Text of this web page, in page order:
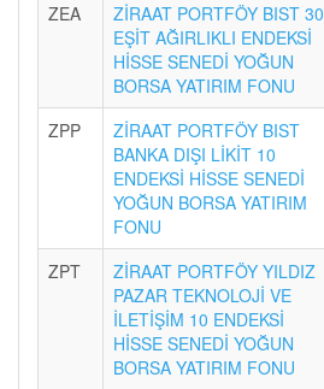
ZEA
ZİRAAT PORTFÖY BIST 30
EŞİT AĞIRLIKLI ENDEKSİ
HİSSE SENEDİ YOĞUN
BORSA YATIRIM FONU
ZPP
ZİRAAT PORTFÖY BIST
BANKA DIŞI LİKİT 10
ENDEKSİ HİSSE SENEDİ
YOĞUN BORSA YATIRIM
FONU
ZPT
ZİRAAT PORTFÖY YILDIZ
PAZAR TEKNOLOJİ VE
İLETİŞİM 10 ENDEKSİ
HİSSE SENEDİ YOĞUN
BORSA YATIRIM FONU